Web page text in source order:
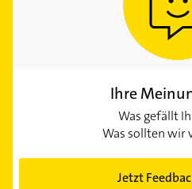
Ihre
Was gefällt
Was sollten wir
Jetzt